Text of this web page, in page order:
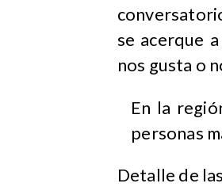
se acerque
nos gusta o
En la
personas
Detalle de